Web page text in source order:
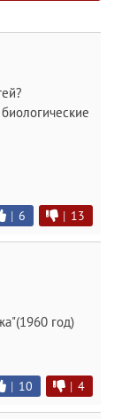
| 6 | 13
год)
| 10 | 4